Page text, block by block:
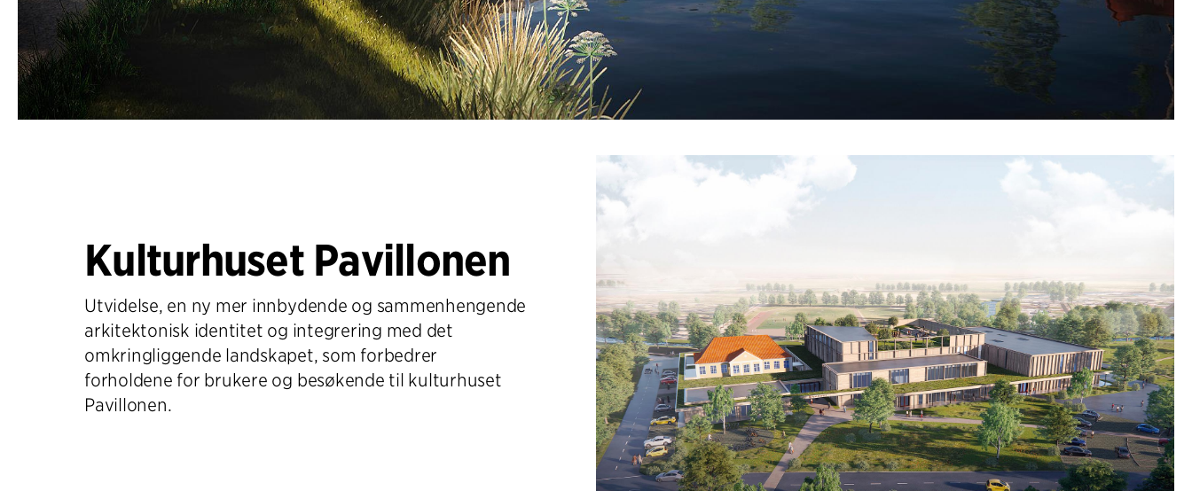
Kulturhuset Pavillonen
Utvidelse, en ny mer innbydende og sammenhengende
arkitektonisk identitet og integrering med det
omkringliggende landskapet, som forbedrer
forholdene for brukere og besøkende til kulturhuset
Pavillonen.